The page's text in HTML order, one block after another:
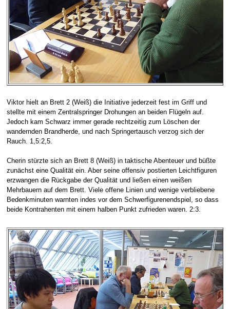
Viktor hielt an Brett 2 (Weiß) die Initiative jederzeit fest im Griff und
stellte mit einem Zentralspringer Drohungen an beiden Flügeln auf.
Jedoch kam Schwarz immer gerade rechtzeitig zum Löschen der
wandernden Brandherde, und nach Springertausch verzog sich der
Rauch. 1,5:2,5.
Cherin stürzte sich an Brett 8 (Weiß) in taktische Abenteuer und büßte
zunächst eine Qualität ein. Aber seine offensiv postierten Leichtfiguren
erzwangen die Rückgabe der Qualität und ließen einen weißen
Mehrbauern auf dem Brett. Viele offene Linien und wenige verbliebene
Bedenkminuten warnten indes vor dem Schwerfigurenendspiel, so dass
beide Kontrahenten mit einem halben Punkt zufrieden waren. 2:3.